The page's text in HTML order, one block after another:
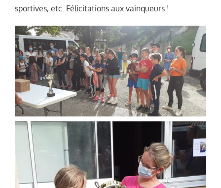
sportives, etc. Félicitations aux vainqueurs !